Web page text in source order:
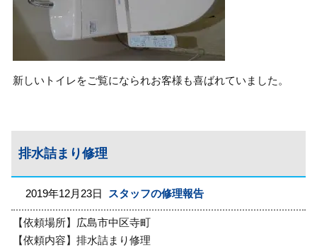
新しいトイレをご覧になられお客様も喜ばれていました。
排水詰まり修理
2019年12月23日 スタッフの修理報告
【依頼場所】広島市中区寺町
【依頼内容】排水詰まり修理